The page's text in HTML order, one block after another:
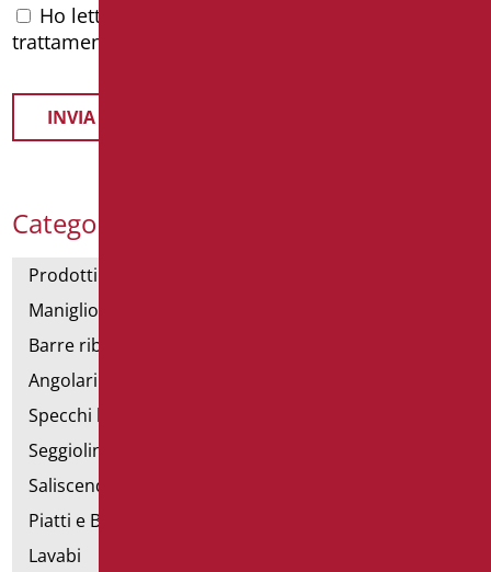
Categorie Prodotti
Prodotti con dichiarazione CAM
Maniglioni di sostegno
Barre ribaltabili e fisse
Angolari doccia e vasca
Specchi bagno
Seggiolini vasca e doccia
Saliscendi doccia di sostegno
Piatti e Box Doccia
Lavabi
Ho letto l'
trattamento dei dati personali